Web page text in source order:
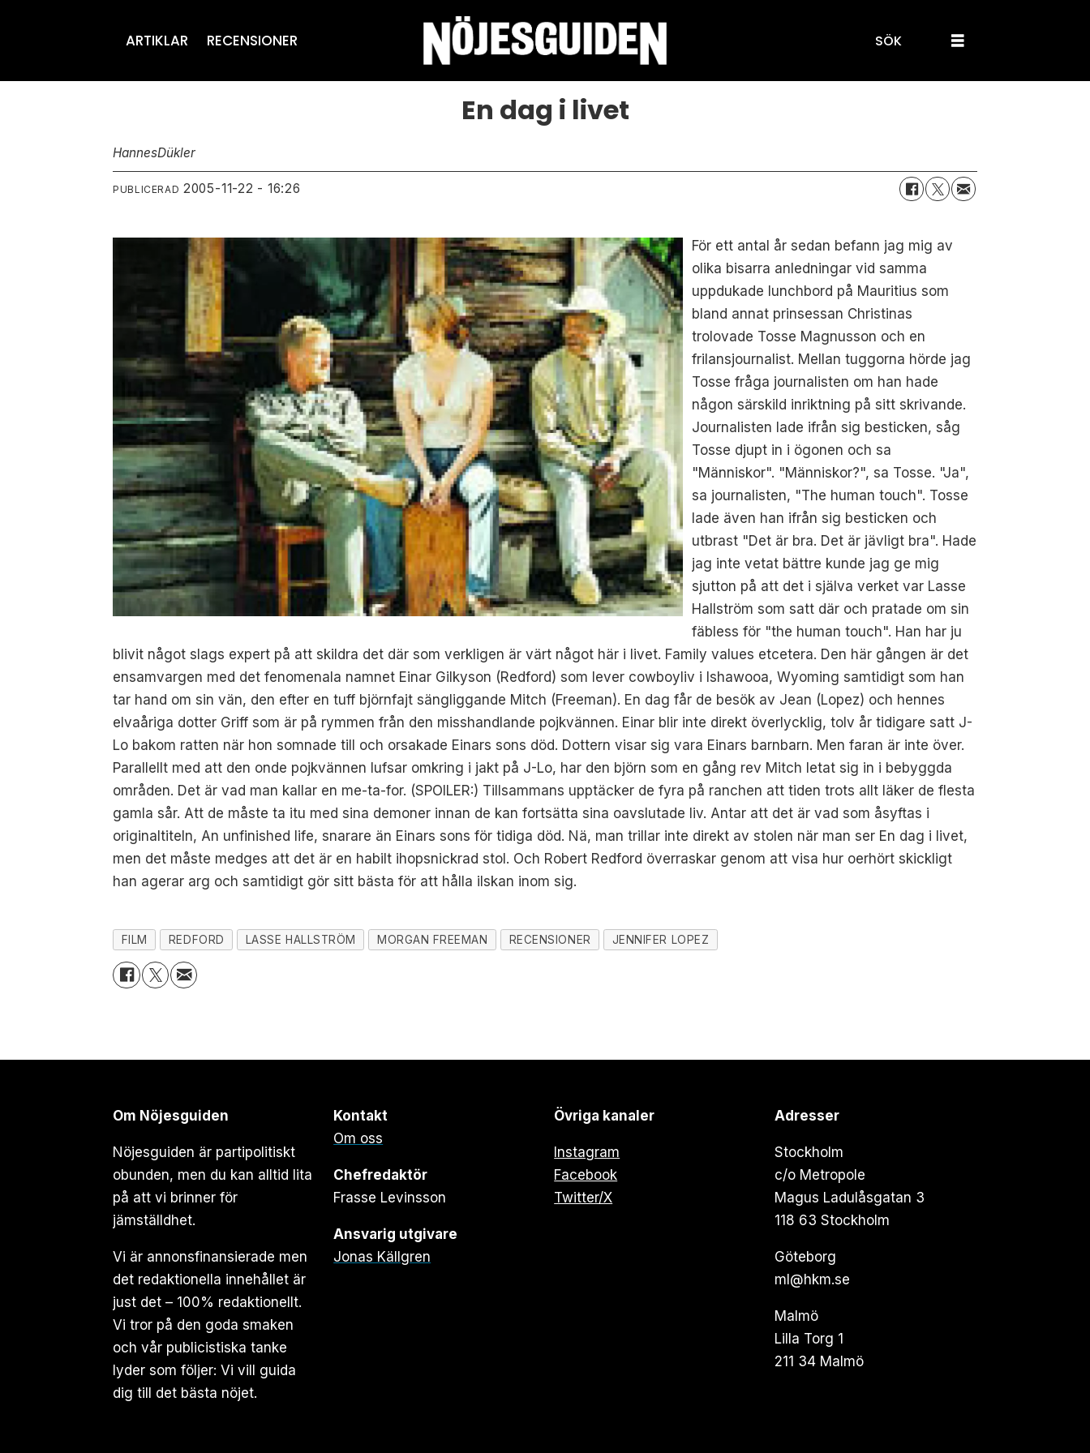
ARTIKLAR RECENSIONER SÖK
En dag i livet
HannesDükler
PUBLICERAD 2005-11-22 - 16:26
För ett antal år sedan befann jag mig av
olika bisarra anledningar vid samma
uppdukade lunchbord på Mauritius som
bland annat prinsessan Christinas
trolovade Tosse Magnusson och en
frilansjournalist. Mellan tuggorna hörde jag
Tosse fråga journalisten om han hade
någon särskild inriktning på sitt skrivande.
Journalisten lade ifrån sig besticken, såg
Tosse djupt in i ögonen och sa
"Människor". "Människor?", sa Tosse. "Ja",
sa journalisten, "The human touch". Tosse
lade även han ifrån sig besticken och
utbrast "Det är bra. Det är jävligt bra". Hade
jag inte vetat bättre kunde jag ge mig
sjutton på att det i själva verket var Lasse
Hallström som satt där och pratade om sin
fäbless för "the human touch". Han har ju
blivit något slags expert på att skildra det där som verkligen är värt något här i livet. Family values etcetera. Den här gången är det
ensamvargen med det fenomenala namnet Einar Gilkyson (Redford) som lever cowboyliv i Ishawooa, Wyoming samtidigt som han
tar hand om sin vän, den efter en tuff björnfajt sängliggande Mitch (Freeman). En dag får de besök av Jean (Lopez) och hennes
elvaåriga dotter Griff som är på rymmen från den misshandlande pojkvännen. Einar blir inte direkt överlycklig, tolv år tidigare satt J-
Lo bakom ratten när hon somnade till och orsakade Einars sons död. Dottern visar sig vara Einars barnbarn. Men faran är inte över.
Parallellt med att den onde pojkvännen lufsar omkring i jakt på J-Lo, har den björn som en gång rev Mitch letat sig in i bebyggda
områden. Det är vad man kallar en me-ta-for. (SPOILER:) Tillsammans upptäcker de fyra på ranchen att tiden trots allt läker de flesta
gamla sår. Att de måste ta itu med sina demoner innan de kan fortsätta sina oavslutade liv. Antar att det är vad som åsyftas i
originaltiteln, An unfinished life, snarare än Einars sons för tidiga död. Nä, man trillar inte direkt av stolen när man ser En dag i livet,
men det måste medges att det är en habilt ihopsnickrad stol. Och Robert Redford överraskar genom att visa hur oerhört skickligt
han agerar arg och samtidigt gör sitt bästa för att hålla ilskan inom sig.
FILM REDFORD LASSE HALLSTRÖM MORGAN FREEMAN RECENSIONER JENNIFER LOPEZ
Om Nöjesguiden
Nöjesguiden är partipolitiskt
obunden, men du kan alltid lita
på att vi brinner för
jämställdhet.
Vi är annonsfinansierade men
det redaktionella innehållet är
just det – 100% redaktionellt.
Vi tror på den goda smaken
och vår publicistiska tanke
lyder som följer: Vi vill guida
dig till det bästa nöjet.
Kontakt
Om oss
Chefredaktör
Frasse Levinsson
Ansvarig utgivare
Jonas Källgren
Övriga kanaler
Instagram
Facebook
Twitter/X
Adresser
Stockholm
c/o Metropole
Magus Ladulåsgatan 3
118 63 Stockholm
Göteborg
ml@hkm.se
Malmö
Lilla Torg 1
211 34 Malmö